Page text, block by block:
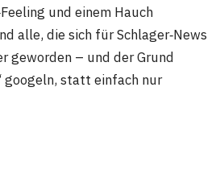
und einem Hauch
alle, die sich für Schlager‑News
geworden – und der Grund
googeln, statt einfach nur